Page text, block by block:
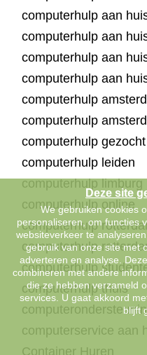
computerhulp aan
computerhulp aan
computerhulp aan
computerhulp aan
computerhulp
computerhulp
computerhulp gezocht
computerhulp leiden
computerhulp limburg
computerhulp online
computerhulp
computerhulp
computerhulp
computerhulp thuis
computerservice aan
Container Huren
Deze site
We gebruiken cookies
personaliseren, om functies
websiteverkeer te
gebruik van onze site met
adverteren en analyse.
combineren met andere
die ze hebben verzameld
services. U gaat akkoord
blijft